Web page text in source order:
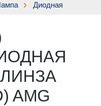
Диодная
AMG